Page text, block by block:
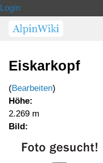
Login
Eiskarkopf
(Bearbeiten)
Höhe:
2.269 m
Bild: